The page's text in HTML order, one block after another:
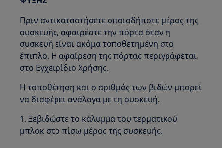
Πριν αντικαταστήσετε οποιοδήποτε μέρος της
συσκευής, αφαιρέστε την πόρτα όταν η
συσκευή είναι ακόμα τοποθετημένη στο
έπιπλο. Η αφαίρεση της πόρτας περιγράφεται
στο Εγχειρίδιο Χρήσης.
Η τοποθέτηση και ο αριθμός των βιδών μπορεί
να διαφέρει ανάλογα με τη συσκευή.
1. Ξεβιδώστε το κάλυμμα του τερματικού
μπλοκ στο πίσω μέρος της συσκευής.